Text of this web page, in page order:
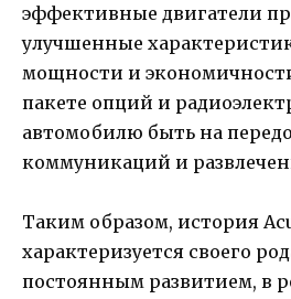
эффективные двигатели
улучшенные
мощности и
пакете опций и
автомобилю быть на
коммуникаций и
Таким образом, история
характеризуется своего
постоянным развитием, в